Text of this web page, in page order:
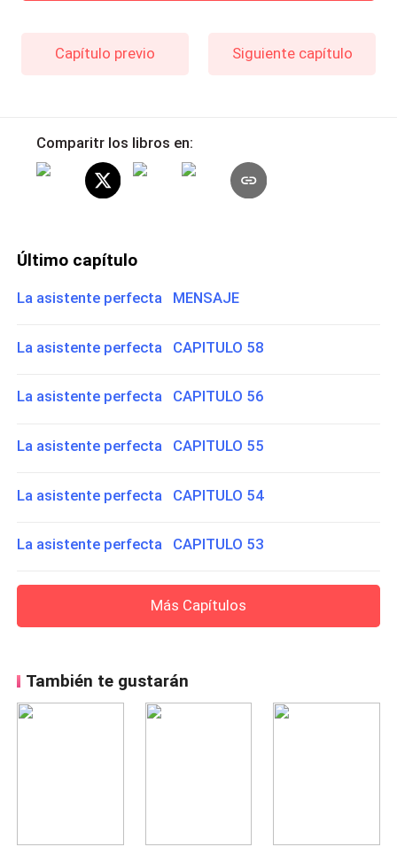
Capítulo previo Siguiente capítulo
Comparitr los libros en:
Último capítulo
La asistente perfecta MENSAJE
La asistente perfecta CAPITULO 58
La asistente perfecta CAPITULO 56
La asistente perfecta CAPITULO 55
La asistente perfecta CAPITULO 54
La asistente perfecta CAPITULO 53
Más Capítulos
También te gustarán